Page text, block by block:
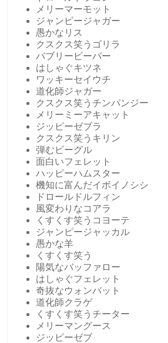
メリーマーモット
ジャンピージャガー
愚かなリス
クスクス笑うゴリラ
バブリービーバー
はしゃぐキツネ
ワッキーセイウチ
道化師ジャガー
クスクス笑うチンパンジー
メリーミーアキャット
ジッピーゼブラ
クスクス笑うキリン
弾むビーグル
面白いフェレット
ハッピーハムスター
機知に富んだイボイノシシ
ドロールドルフィン
風変わりなコアラ
くすくす笑うコヨーテ
ジャンピージャッカル
愚かな羊
くすくす笑う
陽気なバッファロー
はしゃぐフェレット
奇抜なウォンバット
道化師クラゲ
くすくす笑うチーター
メリーマングース
ジッピーゼブ